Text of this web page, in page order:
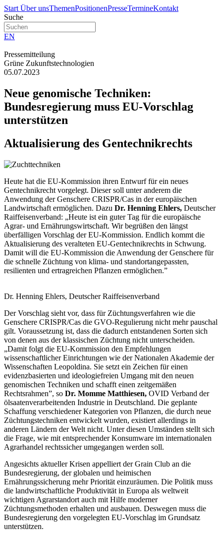
Start Über unsThemenPositionenPresseTermineKontakt
Suche
EN
Pressemitteilung
Grüne Zukunftstechnologien
05.07.2023
Neue genomische Techniken:
Bundesregierung muss EU-Vorschlag
unterstützen
Aktualisierung des Gentechnikrechts
Heute hat die EU-Kommission ihren Entwurf für ein neues
Gentechnikrecht vorgelegt. Dieser soll unter anderem die
Anwendung der Genschere CRISPR/Cas in der europäischen
Landwirtschaft ermöglichen. Dazu Dr. Henning Ehlers, Deutscher
Raiffeisenverband: „Heute ist ein guter Tag für die europäische
Agrar- und Ernährungswirtschaft. Wir begrüßen den längst
überfälligen Vorschlag der EU-Kommission. Endlich kommt die
Aktualisierung des veralteten EU-Gentechnikrechts in Schwung.
Damit will die EU-Kommission die Anwendung der Genschere für
die schnelle Züchtung von klima- und standortangepassten,
resilienten und ertragreichen Pflanzen ermöglichen.”
Dr. Henning Ehlers, Deutscher Raiffeisenverband
Der Vorschlag sieht vor, dass für Züchtungsverfahren wie die
Genschere CRISPR/Cas die GVO-Regulierung nicht mehr pauschal
gilt. Voraussetzung ist, dass die dadurch entstandenen Sorten sich
von denen aus der klassischen Züchtung nicht unterscheiden.
„Damit folgt die EU-Kommission den Empfehlungen
wissenschaftlicher Einrichtungen wie der Nationalen Akademie der
Wissenschaften Leopoldina. Sie setzt ein Zeichen für einen
evidenzbasierten und ideologiefreien Umgang mit den neuen
genomischen Techniken und schafft einen zeitgemäßen
Rechtsrahmen”, so Dr. Momme Matthiesen, OVID Verband der
ölsaatenverarbeitenden Industrie in Deutschland. Die geplante
Schaffung verschiedener Kategorien von Pflanzen, die durch neue
Züchtungstechniken entwickelt wurden, existiert allerdings in
anderen Ländern der Welt nicht. Unter diesen Umständen stellt sich
die Frage, wie mit entsprechender Konsumware im internationalen
Agrarhandel rechtssicher umgegangen werden soll.
Angesichts aktueller Krisen appelliert der Grain Club an die
Bundesregierung, der globalen und heimischen
Ernährungssicherung mehr Priorität einzuräumen. Die Politik muss
die landwirtschaftliche Produktivität in Europa als weltweit
wichtigen Agrarstandort auch mit Hilfe moderner
Züchtungsmethoden erhalten und ausbauen. Deswegen muss die
Bundesregierung den vorgelegten EU-Vorschlag im Grundsatz
unterstützen.